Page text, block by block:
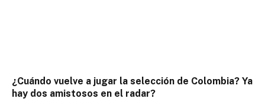
¿Cuándo vuelve a jugar la selección de Colombia? Ya
hay dos amistosos en el radar?